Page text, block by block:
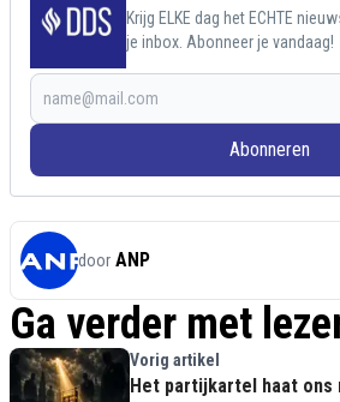
Krijg ELKE dag het ECHTE
je inbox. Abonneer je vandaag!
Abonneren
door ANP
Ga verder met
Vorig artikel
Het partijkartel haat ons